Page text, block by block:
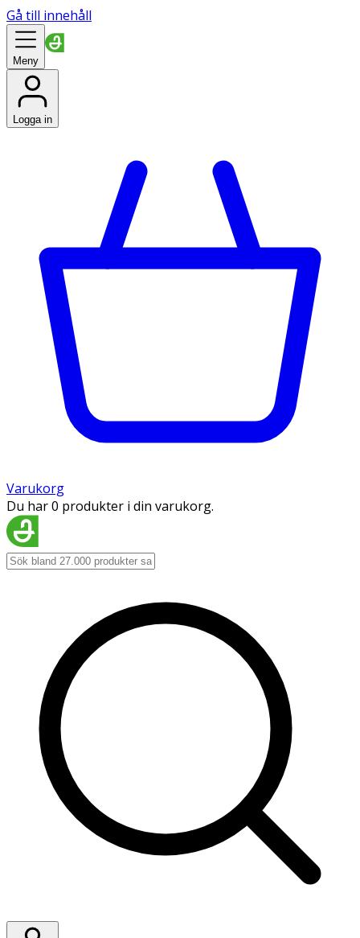
Gå till innehåll
Meny
Logga in
Varukorg
Du har 0 produkter i din varukorg.